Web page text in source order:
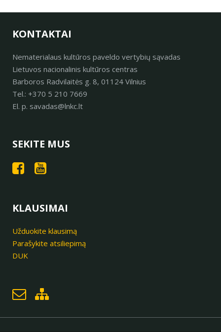
KONTAKTAI
Nematerialaus kultūros paveldo vertybių sąvadas
Lietuvos nacionalinis kultūros centras
Barboros Radvilaitės g. 8, 01124 Vilnius
Tel.: +370 5 210 7669
El. p. savadas@lnkc.lt
SEKITE MUS
KLAUSIMAI
Užduokite klausimą
Parašykite atsiliepimą
DUK